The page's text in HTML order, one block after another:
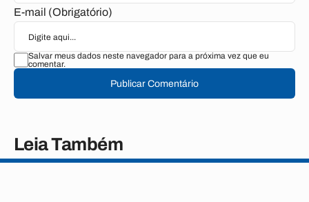
E-mail (Obrigatório)
Salvar meus dados neste navegador para a próxima vez que eu
comentar.
Publicar Comentário
Leia Também